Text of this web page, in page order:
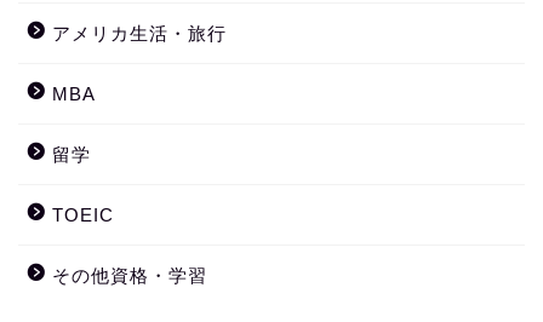
アメリカ生活・旅行
MBA
留学
TOEIC
その他資格・学習